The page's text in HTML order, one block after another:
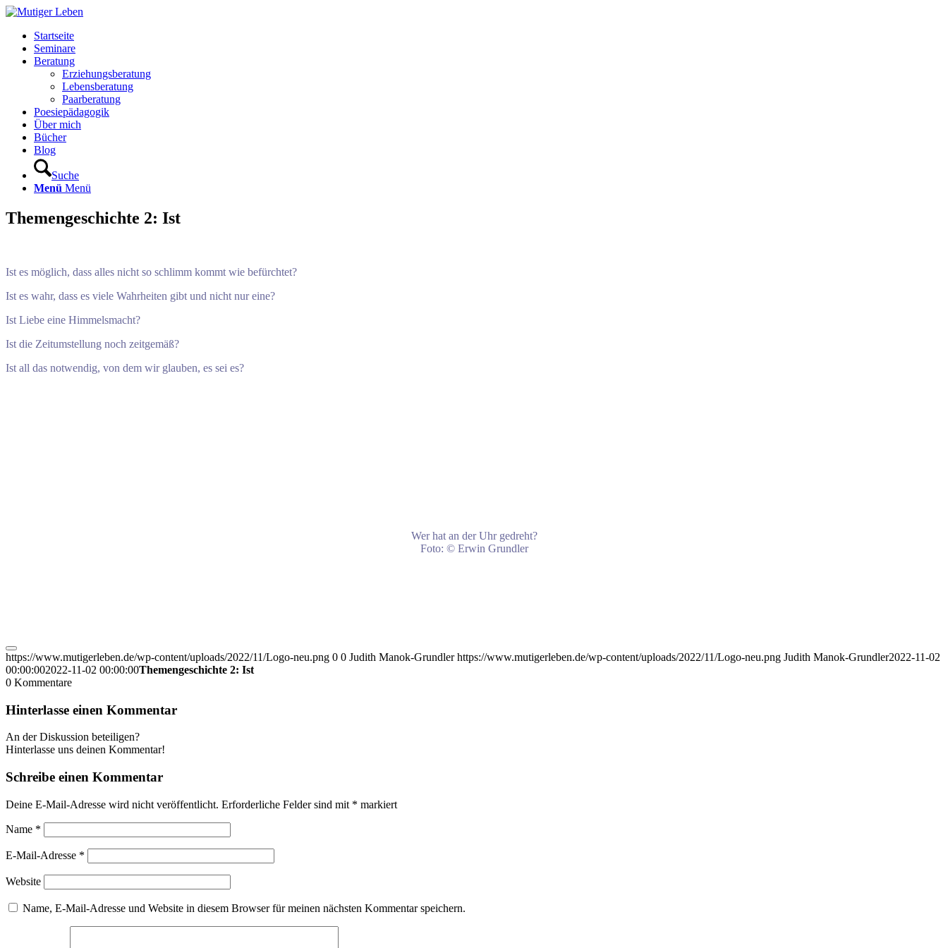
Startseite
Seminare
Beratung
Erziehungsberatung
Lebensberatung
Paarberatung
Poesiepädagogik
Über mich
Bücher
Blog
Suche
Menü Menü
Themengeschichte 2: Ist
Ist es möglich, dass alles nicht so schlimm kommt wie befürchtet?
Ist es wahr, dass es viele Wahrheiten gibt und nicht nur eine?
Ist Liebe eine Himmelsmacht?
Ist die Zeitumstellung noch zeitgemäß?
Ist all das notwendig, von dem wir glauben, es sei es?
Wer hat an der Uhr gedreht?
Foto: © Erwin Grundler
https://www.mutigerleben.de/wp-content/uploads/2022/11/Logo-neu.png 0 0 Judith Manok-Grundler https://www.mutigerleben.de/wp-content/uploads/2022/11/Logo-neu.png Judith Manok-Grundler2022-11-02
00:00:002022-11-02 00:00:00Themengeschichte 2: Ist
0 Kommentare
Hinterlasse einen Kommentar
An der Diskussion beteiligen?
Hinterlasse uns deinen Kommentar!
Schreibe einen Kommentar
Deine E-Mail-Adresse wird nicht veröffentlicht. Erforderliche Felder sind mit * markiert
Name *
E-Mail-Adresse *
Website
Name, E-Mail-Adresse und Website in diesem Browser für meinen nächsten Kommentar speichern.